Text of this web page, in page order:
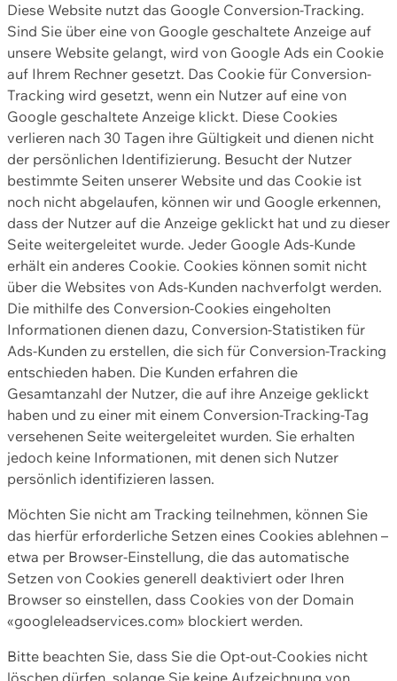
Diese Website nutzt das Google Conversion-Tracking.
Sind Sie über eine von Google geschaltete Anzeige auf
unsere Website gelangt, wird von Google Ads ein Cookie
auf Ihrem Rechner gesetzt. Das Cookie für Conversion-
Tracking wird gesetzt, wenn ein Nutzer auf eine von
Google geschaltete Anzeige klickt. Diese Cookies
verlieren nach 30 Tagen ihre Gültigkeit und dienen nicht
der persönlichen Identifizierung. Besucht der Nutzer
bestimmte Seiten unserer Website und das Cookie ist
noch nicht abgelaufen, können wir und Google erkennen,
dass der Nutzer auf die Anzeige geklickt hat und zu dieser
Seite weitergeleitet wurde. Jeder Google Ads-Kunde
erhält ein anderes Cookie. Cookies können somit nicht
über die Websites von Ads-Kunden nachverfolgt werden.
Die mithilfe des Conversion-Cookies eingeholten
Informationen dienen dazu, Conversion-Statistiken für
Ads-Kunden zu erstellen, die sich für Conversion-Tracking
entschieden haben. Die Kunden erfahren die
Gesamtanzahl der Nutzer, die auf ihre Anzeige geklickt
haben und zu einer mit einem Conversion-Tracking-Tag
versehenen Seite weitergeleitet wurden. Sie erhalten
jedoch keine Informationen, mit denen sich Nutzer
persönlich identifizieren lassen.
Möchten Sie nicht am Tracking teilnehmen, können Sie
das hierfür erforderliche Setzen eines Cookies ablehnen –
etwa per Browser-Einstellung, die das automatische
Setzen von Cookies generell deaktiviert oder Ihren
Browser so einstellen, dass Cookies von der Domain
«googleleadservices.com» blockiert werden.
Bitte beachten Sie, dass Sie die Opt-out-Cookies nicht